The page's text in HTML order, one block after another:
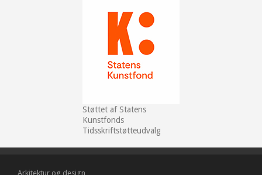
Støttet af Statens
Kunstfonds
Tidsskriftstøtteudvalg
Arkitektur og design